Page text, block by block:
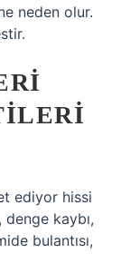
neden olur.
ediyor hissi
kaybı,
bulantısı,